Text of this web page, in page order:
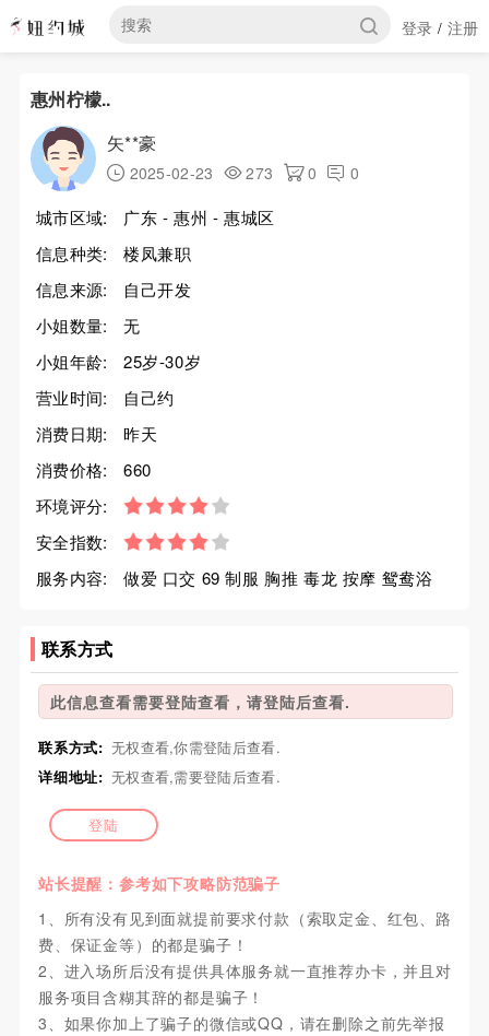
登录 / 注册
惠州柠檬..
矢**豪
2025-02-23 273 0 0
城市区域:
广东 - 惠州 - 惠城区
信息种类:
楼凤兼职
信息来源:
自己开发
小姐数量:
无
小姐年龄:
25岁-30岁
营业时间:
自己约
消费日期:
昨天
消费价格:
660
环境评分:
安全指数:
服务内容:
做爱 口交 69 制服 胸推 毒龙 按摩 鸳鸯浴
联系方式
此信息查看需要登陆查看，请登陆后查看.
联系方式: 无权查看,你需登陆后查看.
详细地址: 无权查看,需要登陆后查看.
登陆
站长提醒：参考如下攻略防范骗子
1、所有没有见到面就提前要求付款（索取定金、红包、路
费、保证金等）的都是骗子！
2、进入场所后没有提供具体服务就一直推荐办卡，并且对
服务项目含糊其辞的都是骗子！
3、如果你加上了骗子的微信或QQ，请在删除之前先举报